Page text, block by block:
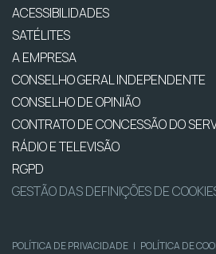
ACESSIBILIDADES
SATÉLITES
A EMPRESA
CONSELHO GERAL INDEPENDENTE
CONSELHO DE OPINIÃO
CONTRATO DE CONCESSÃO DO
RÁDIO E TELEVISÃO
RGPD
GESTÃO DAS DEFINIÇÕES DE
POLÍTICA DE PRIVACIDADE | POLÍTICA DE